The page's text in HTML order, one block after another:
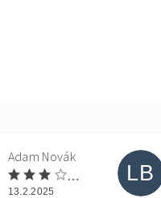
Adam Novák
13.2.2025
LB